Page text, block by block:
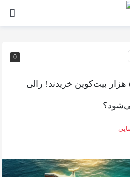
0
نهنگ‌ها در کف بازار ۵۶ هزار بیت‌کوین خریدند! رالی